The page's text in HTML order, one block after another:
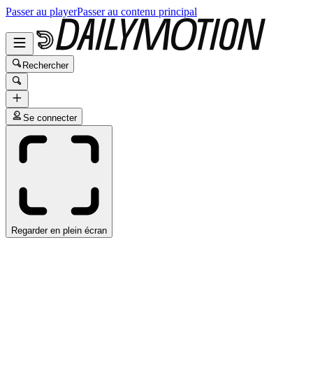
Passer au playerPasser au contenu principal
Rechercher
Se connecter
Regarder en plein écran